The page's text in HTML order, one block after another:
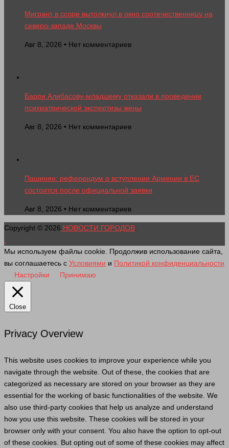
Мигрант в ссоре вытолкнул в окно соотечественницу на
северо-западе Москвы
Авг 8, 2026 • Нет комментариев
Барри Алибасову-младшему отказали в проведении
психиатрической экспертизы жены
Авг 8, 2026 • Нет комментариев
Пашинян: референдум о вступлении Армении в ЕС
состоится после официальной заявки
Авг 8, 2026 • Нет комментариев
Copyright © 2026 НОВОСТИ ГОРОДОВ
Мы используем файлы cookie. Продолжив использование сайта,
вы соглашаетесь с Условиями и Политикой конфиденциальности
Настройки
Принимаю
Close
Privacy Overview
This website uses cookies to improve your experience while you
navigate through the website. Out of these, the cookies that are
categorized as necessary are stored on your browser as they are
essential for the working of basic functionalities of the website. We
also use third-party cookies that help us analyze and understand
how you use this website. These cookies will be stored in your
browser only with your consent. You also have the option to opt-out
of these cookies. But opting out of some of these cookies may affect